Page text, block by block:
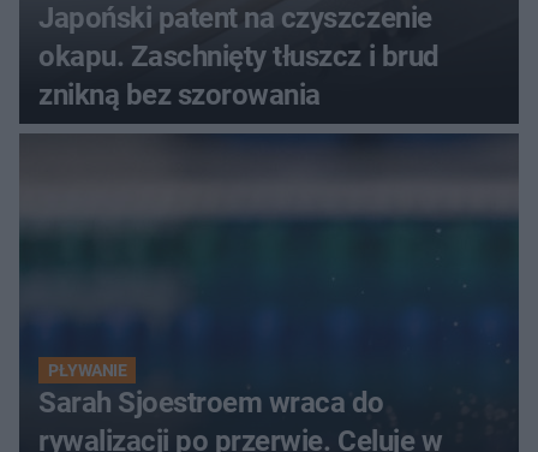
Japoński patent na czyszczenie
okapu. Zaschnięty tłuszcz i brud
znikną bez szorowania
PŁYWANIE
Sarah Sjoestroem wraca do
rywalizacji po przerwie. Celuje w